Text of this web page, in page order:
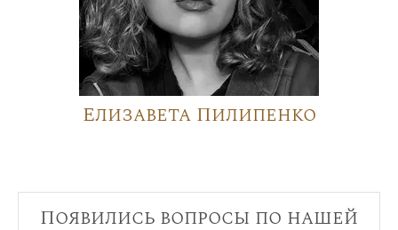
Елизавета Пилипенко
Появились вопросы по нашей